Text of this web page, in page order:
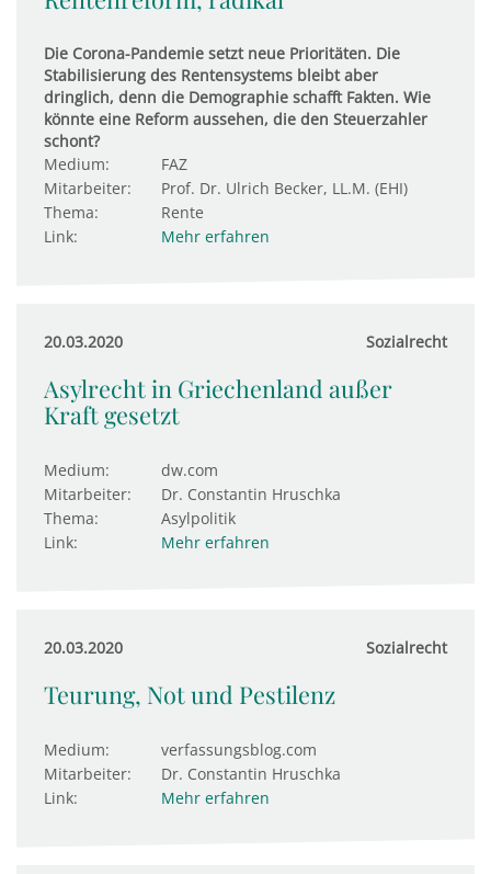
Die Corona-Pandemie setzt neue Prioritäten. Die
Stabilisierung des Rentensystems bleibt aber
dringlich, denn die Demographie schafft Fakten. Wie
könnte eine Reform aussehen, die den Steuerzahler
schont?
Medium:
FAZ
Mitarbeiter:
Prof. Dr. Ulrich Becker, LL.M. (EHI)
Thema:
Rente
Link:
Mehr erfahren
20.03.2020 Sozialrecht
Asylrecht in Griechenland außer
Kraft gesetzt
Medium:
dw.com
Mitarbeiter:
Dr. Constantin Hruschka
Thema:
Asylpolitik
Link:
Mehr erfahren
20.03.2020 Sozialrecht
Teurung, Not und Pestilenz
Medium:
verfassungsblog.com
Mitarbeiter:
Dr. Constantin Hruschka
Link:
Mehr erfahren